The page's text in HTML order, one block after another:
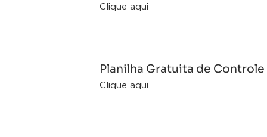
Clique aqui
Planilha Gratuita de
Clique aqui